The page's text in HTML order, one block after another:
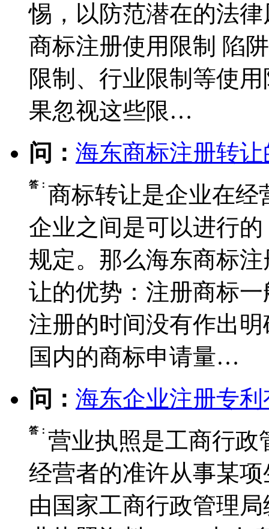
惕，以防范潜在的法
商标注册使用限制 ‌陷
限制、行业限制等使
果忽视这些限…
问： 海东商标注册转
答： 商标转让是企业在经
企业之间是可以进行
规定。那么海东商标
让的优势：注册商标
注册的时间没有作出
国内的商标申请量…
问： 海东企业注册专
答： 营业执照是工商行政
经营者的准许从事某
由国家工商行政管理